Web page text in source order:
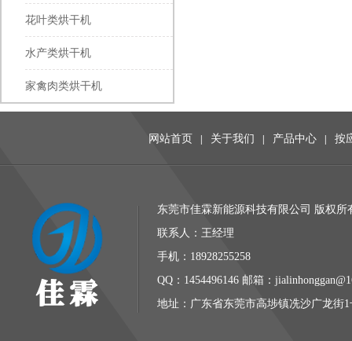
花叶类烘干机
水产类烘干机
家禽肉类烘干机
网站首页 关于我们 产品中心 按
东莞市佳霖新能源科技有限公司 版权
联系人：王经理
手机：18928255258
QQ：1454496146 邮箱：
地址：广东省东莞市高埗镇冼沙广龙街1